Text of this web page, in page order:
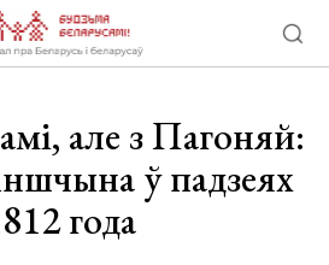
але з Пагоняй:
ў падзеях
года